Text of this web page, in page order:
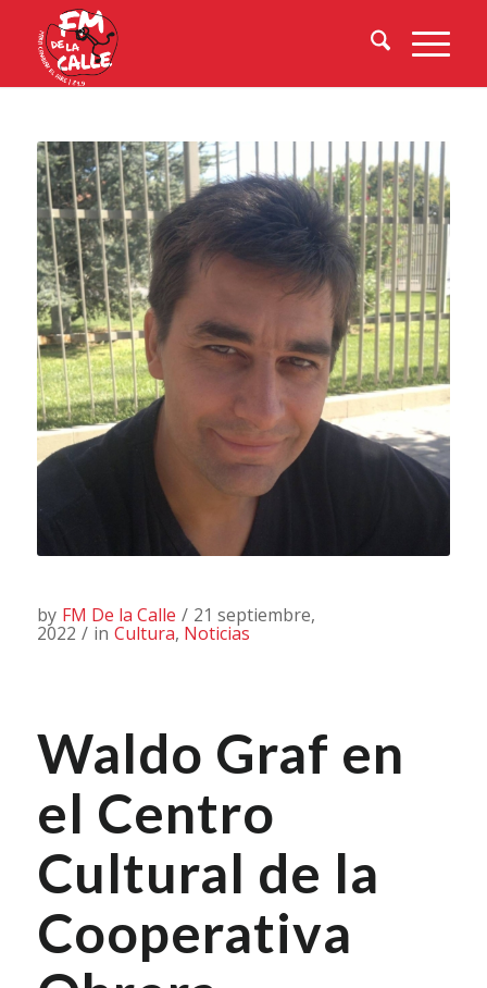
by FM De la Calle / 21 septiembre,
2022 / in Cultura, Noticias
Waldo Graf en
el Centro
Cultural de la
Cooperativa